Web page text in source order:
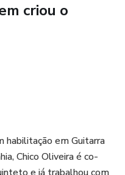
e versatilidade dessa
dessa imersão
projetada para
guiando-o por
as fronteiras do
do que uma aula; é
para elevar suas
criou o
habilitação em Guitarra
Chico Oliveira é co-